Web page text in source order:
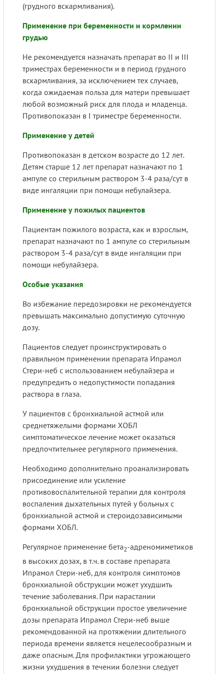
(грудного вскармливания).
Применение при беременности и кормлении
грудью
Не рекомендуется назначать препарат во II и III
триместрах беременности и в период грудного
вскармливания, за исключением тех случаев,
когда ожидаемая польза для матери превышает
любой возможный риск для плода и младенца.
Противопоказан в I триместре беременности.
Применение у детей
Противопоказан в детском возрасте до 12 лет.
Детям старше 12 лет препарат назначают по 1
ампуле со стерильным раствором 3-4 раза/сут в
виде ингаляции при помощи небулайзера.
Применение у пожилых пациентов
Пациентам пожилого возраста, как и взрослым,
препарат назначают по 1 ампуле со стерильным
раствором 3-4 раза/сут в виде ингаляции при
помощи небулайзера.
Особые указания
Во избежание передозировки не рекомендуется
превышать максимально допустимую суточную
дозу.
Пациентов следует проинструктировать о
правильном применении препарата Ипрамол
Стери-неб с использованием небулайзера и
предупредить о недопустимости попадания
раствора в глаза.
У пациентов с бронхиальной астмой или
среднетяжелыми формами ХОБЛ
симптоматическое лечение может оказаться
предпочтительнее регулярного применения.
Необходимо дополнительно проанализировать
присоединение или усиление
противовоспалительной терапии для контроля
воспаления дыхательных путей у больных с
бронхиальной астмой и стероидозависимыми
формами ХОБЛ.
Регулярное применение бета2-адреномиметиков
в высоких дозах, в т.ч. в составе препарата
Ипрамол Стери-неб, для контроля симптомов
бронхиальной обструкции может ухудшить
течение заболевания. При нарастании
бронхиальной обструкции простое увеличение
дозы препарата Ипрамол Стери-неб выше
рекомендованной на протяжении длительного
периода времени является нецелесообразным и
даже опасным. Для профилактики угрожающего
жизни ухудшения в течении болезни следует